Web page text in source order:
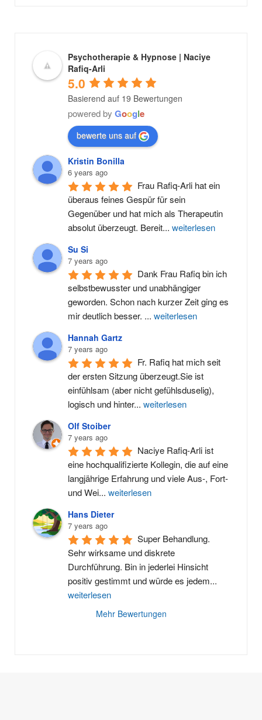
Psychotherapie & Hypnose | Naciye
Rafiq-Arli
5.0
Basierend auf 19 Bewertungen
powered by Google
bewerte uns auf
Kristin Bonilla
6 years ago
Frau Rafiq-Arli hat ein
überaus feines Gespür für sein
Gegenüber und hat mich als Therapeutin
absolut überzeugt. Bereit... weiterlesen
Su Si
7 years ago
Dank Frau Rafiq bin ich
selbstbewusster und unabhängiger
geworden. Schon nach kurzer Zeit ging es
mir deutlich besser. ... weiterlesen
Hannah Gartz
7 years ago
Fr. Rafiq hat mich seit
der ersten Sitzung überzeugt.Sie ist
einfühlsam (aber nicht gefühlsduselig),
logisch und hinter... weiterlesen
Olf Stoiber
7 years ago
Naciye Rafiq-Arli ist
eine hochqualifizierte Kollegin, die auf eine
langjährige Erfahrung und viele Aus-, Fort-
und Wei... weiterlesen
Hans Dieter
7 years ago
Super Behandlung.
Sehr wirksame und diskrete
Durchführung. Bin in jederlei Hinsicht
positiv gestimmt und würde es jedem...
weiterlesen
Mehr Bewertungen